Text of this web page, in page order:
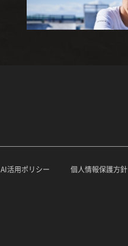
AI活用ポリシー 個人情報保護方針